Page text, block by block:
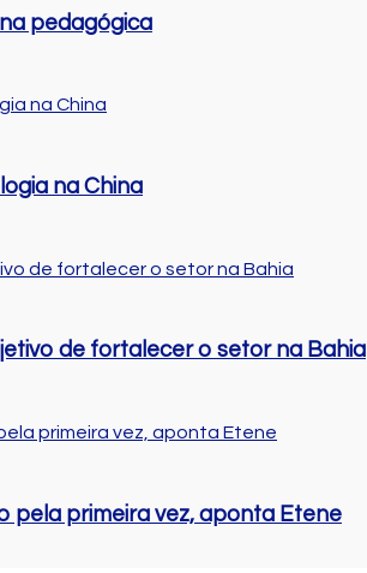
pedagógica
na China
de fortalecer o setor na Bahia
pela primeira vez, aponta Etene